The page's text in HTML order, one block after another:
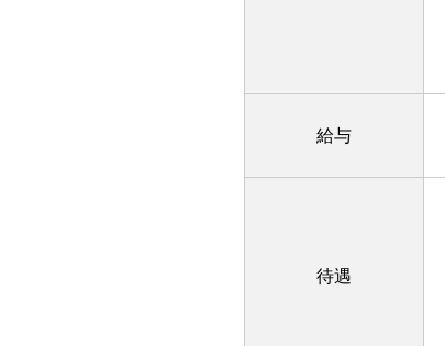
給与
待遇